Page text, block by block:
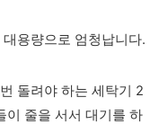
용량으로 엄청납니다.
돌려야 하는 세탁기 2
이 줄을 서서 대기를 하